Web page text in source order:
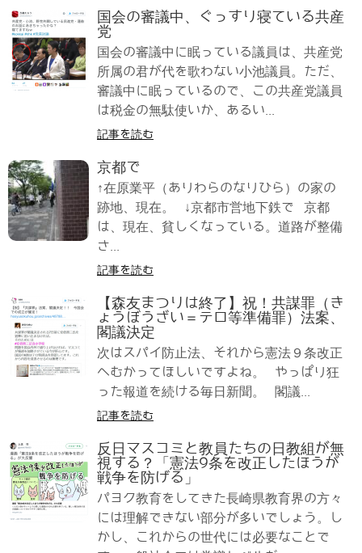
国会の審議中、ぐっすり寝ている共産
党
国会の審議中に眠っている議員は、共産党
所属の君が代を歌わない小池議員。ただ、
審議中に眠っているので、この共産党議員
は税金の無駄使いか、あるい...
記事を読む
京都で
↑在原業平（ありわらのなりひら）の家の
跡地、現在。 ↓京都市営地下鉄で 京都
は、現在、貧しくなっている。道路が整備
さ...
記事を読む
【森友まつりは終了】祝！共謀罪（き
ょうぼうざい＝テロ等準備罪）法案、
閣議決定
次はスパイ防止法、それから憲法９条改正
へむかってほしいですよね。 やっぱり狂
った報道を続ける毎日新聞。 閣議...
記事を読む
反日マスコミと教員たちの日教組が無
視する？「憲法9条を改正したほうが
戦争を防げる」
パヨク教育をしてきた長崎県教育界の方々
には理解できない部分が多いでしょう。し
かし、これからの世代には必要なことで